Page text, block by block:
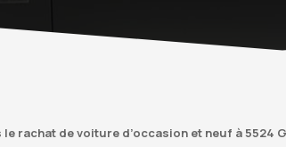
rachat de voiture d’occasion et neuf à 5524